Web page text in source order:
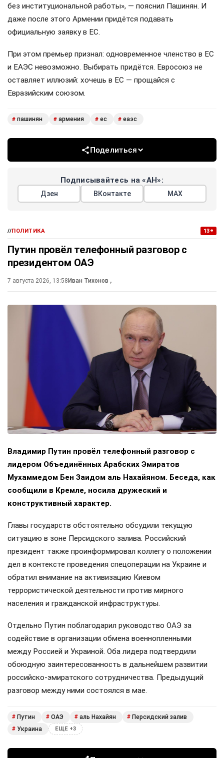
без институциональной работы», — пояснил Пашинян. И
даже после этого Армении придётся подавать
официальную заявку в ЕС.
При этом премьер признал: одновременное членство в ЕС
и ЕАЭС невозможно. Выбирать придётся. Евросоюз не
оставляет иллюзий: хочешь в ЕС — прощайся с
Евразийским союзом.
# пашинян # армения # ес # еаэс
Поделиться
Подписывайтесь на «АН»:
Дзен ВКонтакте МАХ
//ПОЛИТИКА 13+
Путин провёл телефонный разговор с
президентом ОАЭ
7 августа 2026, 13:58 Иван Тихонов ,
Владимир Путин провёл телефонный разговор с
лидером Объединённых Арабских Эмиратов
Мухаммедом Бен Заидом аль Нахайяном. Беседа, как
сообщили в Кремле, носила дружеский и
конструктивный характер.
Главы государств обстоятельно обсудили текущую
ситуацию в зоне Персидского залива. Российский
президент также проинформировал коллегу о положении
дел в контексте проведения спецоперации на Украине и
обратил внимание на активизацию Киевом
террористической деятельности против мирного
населения и гражданской инфраструктуры.
Отдельно Путин поблагодарил руководство ОАЭ за
содействие в организации обмена военнопленными
между Россией и Украиной. Оба лидера подтвердили
обоюдную заинтересованность в дальнейшем развитии
российско-эмиратского сотрудничества. Предыдущий
разговор между ними состоялся в мае.
# Путин # ОАЭ # аль Нахайян # Персидский залив
# Украина ЕЩЕ +3